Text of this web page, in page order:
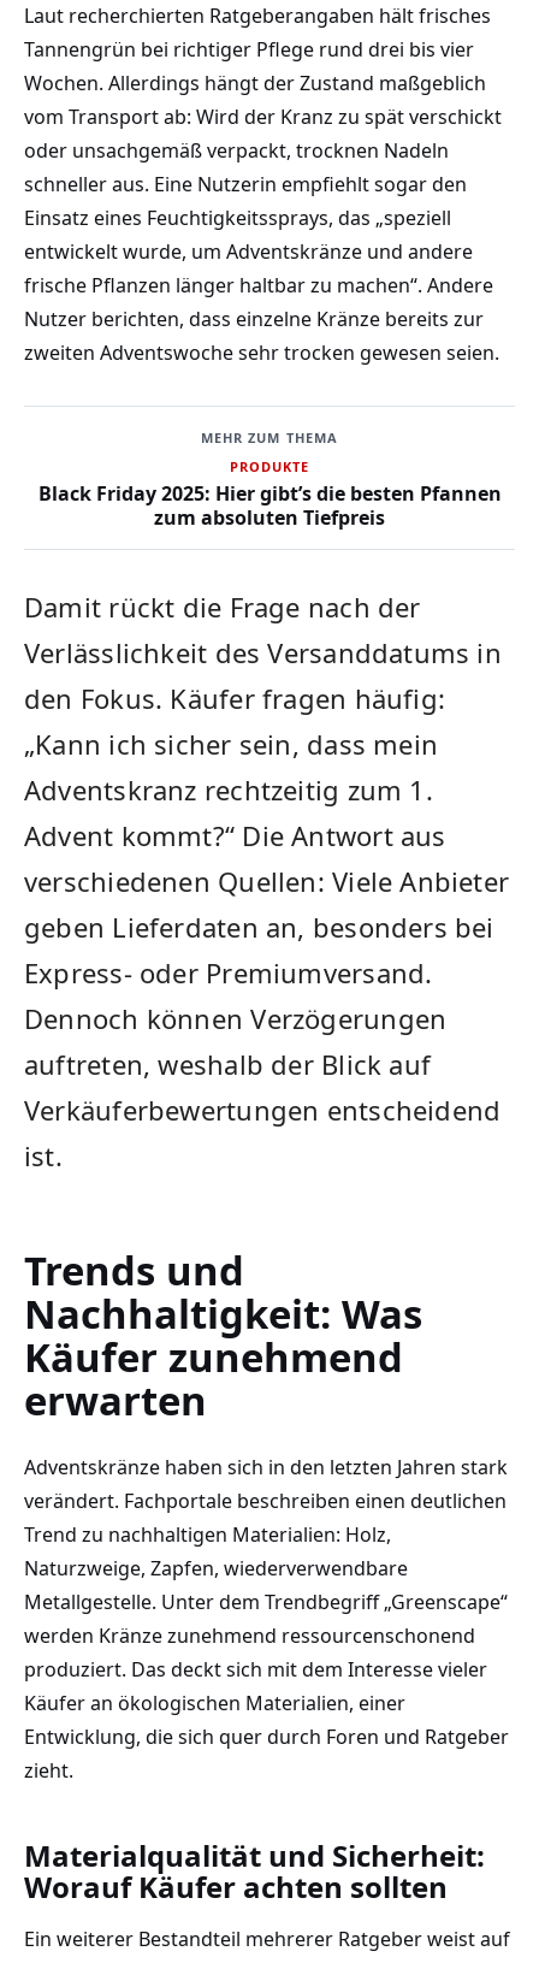
Laut recherchierten Ratgeberangaben hält frisches
Tannengrün bei richtiger Pflege rund drei bis vier
Wochen. Allerdings hängt der Zustand maßgeblich
vom Transport ab: Wird der Kranz zu spät verschickt
oder unsachgemäß verpackt, trocknen Nadeln
schneller aus. Eine Nutzerin empfiehlt sogar den
Einsatz eines Feuchtigkeitssprays, das „speziell
entwickelt wurde, um Adventskränze und andere
frische Pflanzen länger haltbar zu machen“. Andere
Nutzer berichten, dass einzelne Kränze bereits zur
zweiten Adventswoche sehr trocken gewesen seien.
MEHR ZUM THEMA
PRODUKTE
Black Friday 2025: Hier gibt’s die besten Pfannen
zum absoluten Tiefpreis
Damit rückt die Frage nach der
Verlässlichkeit des Versanddatums in
den Fokus. Käufer fragen häufig:
„Kann ich sicher sein, dass mein
Adventskranz rechtzeitig zum 1.
Advent kommt?“ Die Antwort aus
verschiedenen Quellen: Viele Anbieter
geben Lieferdaten an, besonders bei
Express- oder Premiumversand.
Dennoch können Verzögerungen
auftreten, weshalb der Blick auf
Verkäuferbewertungen entscheidend
ist.
Trends und
Nachhaltigkeit: Was
Käufer zunehmend
erwarten
Adventskränze haben sich in den letzten Jahren stark
verändert. Fachportale beschreiben einen deutlichen
Trend zu nachhaltigen Materialien: Holz,
Naturzweige, Zapfen, wiederverwendbare
Metallgestelle. Unter dem Trendbegriff „Greenscape“
werden Kränze zunehmend ressourcenschonend
produziert. Das deckt sich mit dem Interesse vieler
Käufer an ökologischen Materialien, einer
Entwicklung, die sich quer durch Foren und Ratgeber
zieht.
Materialqualität und Sicherheit:
Worauf Käufer achten sollten
Ein weiterer Bestandteil mehrerer Ratgeber weist auf